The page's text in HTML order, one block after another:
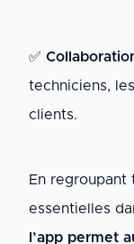
✅
techniciens,
clients.
En regroupant
essentielles
l’app permet